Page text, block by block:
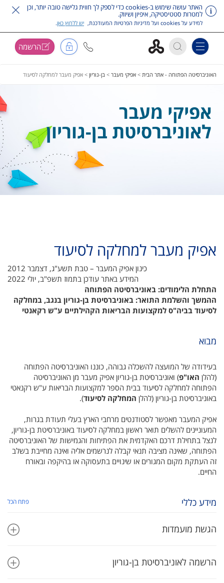
האתר עושה שימוש ב-cookies כדי לספק לך חווית גלישה טובה יותר, וכן
למטרות סטטיסטיקה, איפיון ושיווק.
למידע על cookies ועל מדיניות הפרטיות המעודכנת, יש ללחוץ כאן.
Toggle navigation הרשמה
האוניברסיטה הפתוחה - אתר הבית > אפיקי מעבר > בן-גוריון > אפיק מעבר למחלקה לסיעוד
אפיקי מעבר
לאוניברסיטת בן-גוריון
אפיק מעבר למחלקה לסיעוד
כינון אפיק המעבר – טבת תשע"ג, דצמבר 2012
המידע באתר עודכן בתמוז תשפ"ב, יולי 2022
התחלת הלימודים: באוניברסיטה הפתוחה
ההמשך והשלמת התואר: באוניברסיטת בן-גוריון בנגב, במחלקה
לסיעוד בביה"ס למקצועות הבריאות הקהילתיים ע"ש רקאנטי
מבוא
בעידודה של המועצה להשכלה גבוהה, כוננו האוניברסיטה הפתוחה
(להלן האו"פ) ואוניברסיטת בן-גוריון אפיק מעבר מן האוניברסיטה
הפתוחה למחלקה לסיעוד בבית הספר למקצועות הבריאות ע"ש רקנאטי
באוניברסיטת בן-גוריון (להלן המחלקה לסיעוד).
אפיק המעבר מאפשר לסטודנטים מרחבי הארץ בעלי תעודת בגרות,
המעוניינים להשלים תואר ראשון במחלקה לסיעוד באוניברסיטת בן-גוריון,
לנצל בתחילת דרכם האקדמית את הפתיחות והגמישות של האוניברסיטה
הפתוחה, שאינה מציבה תנאי קבלה לנרשמים אליה ואינה מחייבת בשלב
זה העתקת מקום המגורים או שינויים בתעסוקה או בהיקפה ובאורח
החיים.
מידע כללי פתח הכל
הגשת מועמדות
הרשמה לאוניברסיטת בן-גוריון